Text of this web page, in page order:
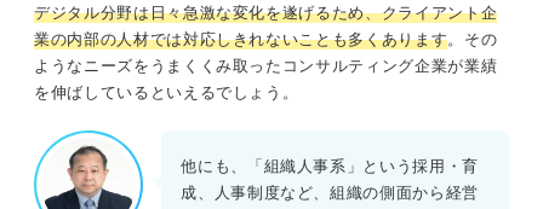
デジタル分野は日々急激な変化を遂げるため、クライアント企
業の内部の人材では対応しきれないことも多くあります。その
ようなニーズをうまくくみ取ったコンサルティング企業が業績
を伸ばしているといえるでしょう。
他にも、「組織人事系」という採用・育
成、人事制度など、組織の側面から経営